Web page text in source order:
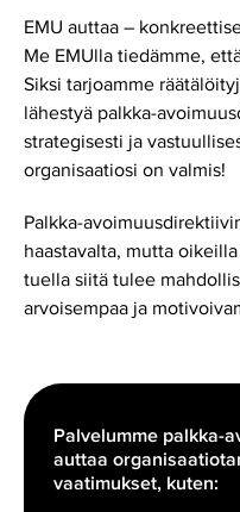
EMU auttaa –
Me EMUlla tiedämme,
Siksi tarjoamme
lähestyä palkka-
strategisesti ja
organisaatiosi on valmis!
Palkka-
haastavalta, mutta
tuella siitä tulee
arvoisempaa ja
Palvelumme palkka-
auttaa
vaatimukset, kuten: